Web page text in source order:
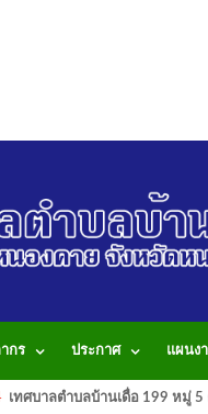
กร ประกาศ แผนง
เทศบาลตำบลบ้านเดื่อ 199 หมู่